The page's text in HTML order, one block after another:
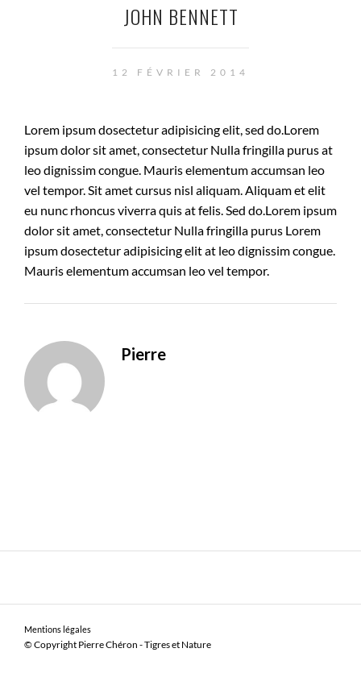
JOHN BENNETT
12 FÉVRIER 2014
Lorem ipsum dosectetur adipisicing elit, sed do.Lorem
ipsum dolor sit amet, consectetur Nulla fringilla purus at
leo dignissim congue. Mauris elementum accumsan leo
vel tempor. Sit amet cursus nisl aliquam. Aliquam et elit
eu nunc rhoncus viverra quis at felis. Sed do.Lorem ipsum
dolor sit amet, consectetur Nulla fringilla purus Lorem
ipsum dosectetur adipisicing elit at leo dignissim congue.
Mauris elementum accumsan leo vel tempor.
Pierre
Mentions légales
© Copyright Pierre Chéron - Tigres et Nature